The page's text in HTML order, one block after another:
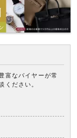
富なバイヤーが常
ください。